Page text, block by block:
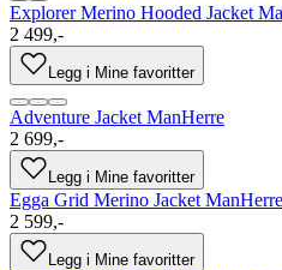
Explorer Merino Hooded Jacket
2 499,-
Legg i Mine favoritter
Adventure Jacket ManHerre
2 699,-
Legg i Mine favoritter
Egga Grid Merino Jacket ManHerre
2 599,-
Legg i Mine favoritter